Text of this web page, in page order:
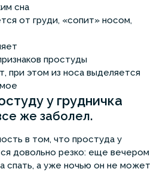
сна
от груди, «сопит» носом,
простуды
при этом из носа выделяется
у грудничка
же заболел.
в том, что простуда у
довольно резко: еще вечером
спать, а уже ночью он не может